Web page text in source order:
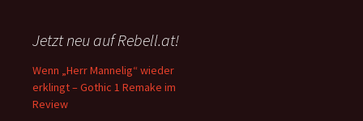
Jetzt neu auf Rebell.at!
Wenn „Herr Mannelig“ wieder
erklingt – Gothic 1 Remake im
Review